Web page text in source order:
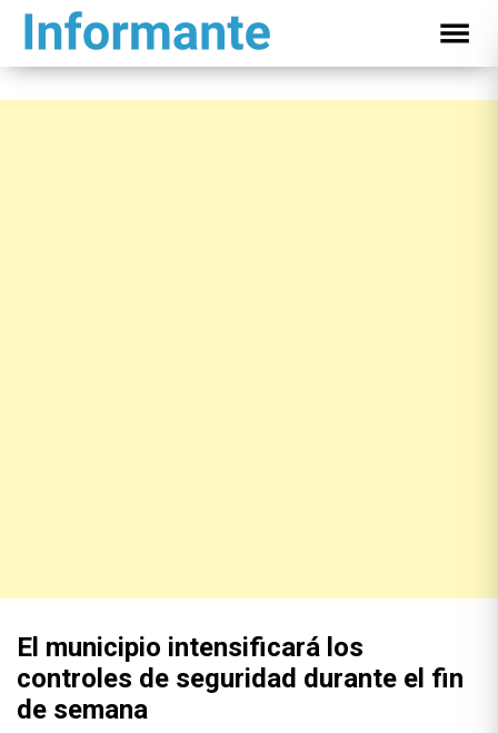
El municipio intensificará los
controles de seguridad durante el fin
de semana